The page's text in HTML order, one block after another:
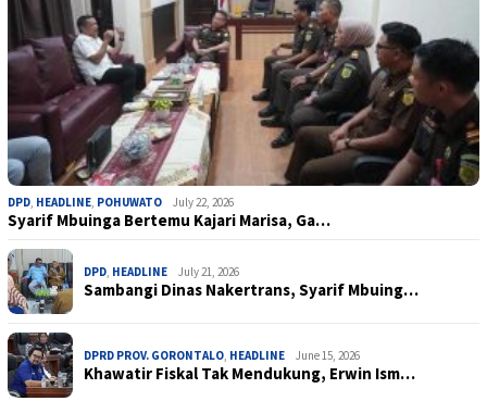
DPD, HEADLINE, POHUWATO July 22, 2026
Syarif Mbuinga Bertemu Kajari Marisa, Ga…
DPD, HEADLINE July 21, 2026
Sambangi Dinas Nakertrans, Syarif Mbuing…
DPRD PROV. GORONTALO, HEADLINE June 15, 2026
Khawatir Fiskal Tak Mendukung, Erwin Ism…